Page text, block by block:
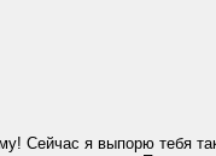
Сейчас я выпорю тебя